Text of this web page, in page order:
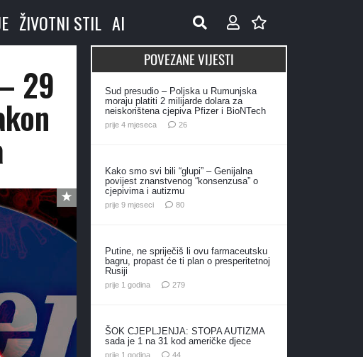
ŽIVOTNI STIL AI
29
POVEZANE VIJESTI
Sud presudio – Poljska u Rumunjska
moraju platiti 2 milijarde dolara za
neiskorištena cjepiva Pfizer i BioNTech
prije 4 mjeseca 26komentara
Kako smo svi bili “glupi” – Genijalna
povijest znanstvenog “konsenzusa” o
cjepivima i autizmu
prije 9 mjeseci 80komentara
Putine, ne spriječiš li ovu farmaceutsku
bagru, propast će ti plan o presperitetnoj
Rusiji
prije 1 godina 279komentara
ŠOK CJEPLJENJA: STOPA AUTIZMA
sada je 1 na 31 kod američke djece
prije 1 godina 44komentara